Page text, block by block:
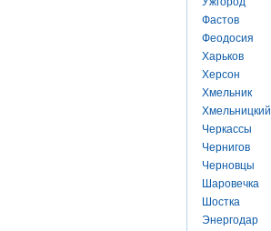
Фастов
Феодосия
Харьков
Херсон
Хмельник
Хмельницкий
Черкассы
Чернигов
Черновцы
Шаровечка
Шостка
Энергодар